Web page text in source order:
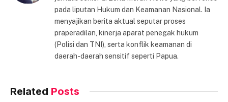
pada liputan Hukum dan Keamanan Nasional. Ia
menyajikan berita aktual seputar proses
praperadilan, kinerja aparat penegak hukum
(Polisi dan TNI), serta konflik keamanan di
daerah-daerah sensitif seperti Papua.
Related Posts